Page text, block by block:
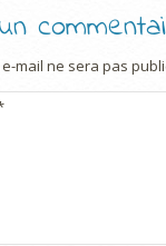
mail ne sera pas